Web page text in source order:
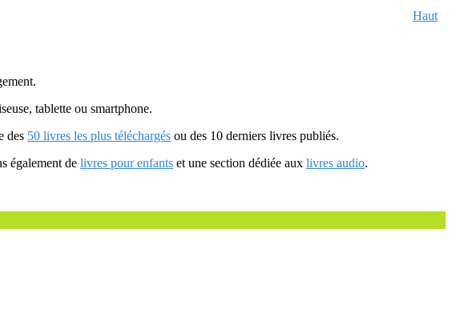
Haut
tablette ou smartphone.
des 50 livres les plus téléchargés ou des 10 derniers livres publiés.
également de livres pour enfants et une section dédiée aux livres audio.